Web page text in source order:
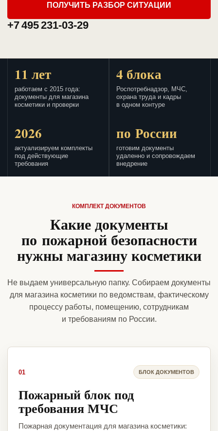
ПОЛУЧИТЬ РАЗБОР СИТУАЦИИ
+7 495 231-03-29
11 лет
работаем с 2015 года:
документы для магазина
косметики и проверки
4 блока
Роспотребнадзор, МЧС,
охрана труда и кадры
в одном контуре
2026
актуализируем комплекты
под действующие
требования
по России
готовим документы
удаленно и сопровождаем
внедрение
КОМПЛЕКТ ДОКУМЕНТОВ
Какие документы
по пожарной безопасности
нужны магазину косметики
Не выдаем универсальную папку. Собираем документы
для магазина косметики по ведомствам, фактическому
процессу работы, помещению, сотрудникам
и требованиям по России.
01 БЛОК ДОКУМЕНТОВ
Пожарный блок под
требования МЧС
Пожарная документация для магазина косметики: